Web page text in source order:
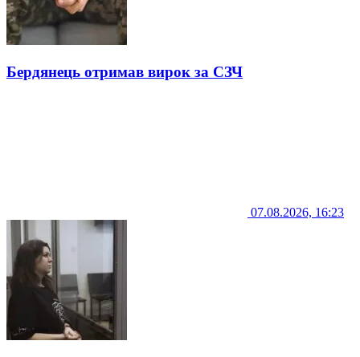
Бердянець отримав вирок за СЗЧ
07.08.2026, 16:23